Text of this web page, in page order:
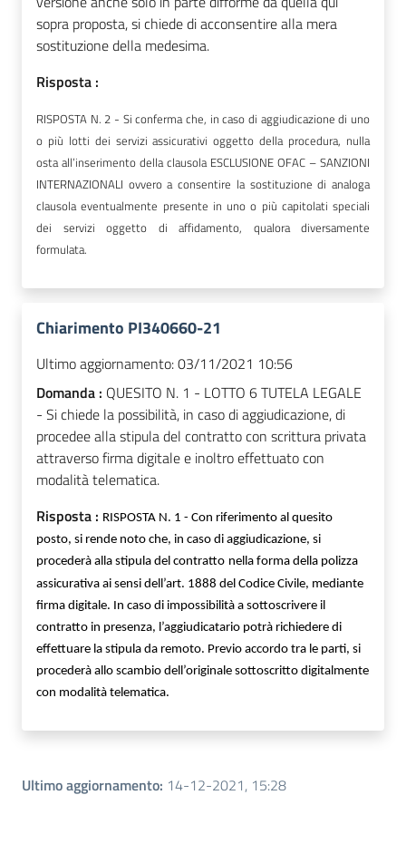
sopra proposta, si chiede di acconsentire alla mera
sostituzione della medesima.
Risposta :
RISPOSTA N. 2 - Si conferma che, in caso di aggiudicazione di uno
o più lotti dei servizi assicurativi oggetto della procedura, nulla
osta all’inserimento della clausola ESCLUSIONE OFAC – SANZIONI
INTERNAZIONALI ovvero a consentire la sostituzione di analoga
clausola eventualmente presente in uno o più capitolati speciali
dei servizi oggetto di affidamento, qualora diversamente
formulata.
Chiarimento PI340660-21
Ultimo aggiornamento:03/11/2021 10:56
Domanda : QUESITO N. 1 - LOTTO 6 TUTELA LEGALE
- Si chiede la possibilità, in caso di aggiudicazione, di
procedee alla stipula del contratto con scrittura privata
attraverso firma digitale e inoltro effettuato con
modalità telematica.
Risposta : RISPOSTA N. 1 - Con riferimento al quesito
posto, si rende noto che, in caso di aggiudicazione, si
procederà alla stipula del contratto nella forma della polizza
assicurativa ai sensi dell’art. 1888 del Codice Civile, mediante
firma digitale. In caso di impossibilità a sottoscrivere il
contratto in presenza, l’aggiudicatario potrà richiedere di
effettuare la stipula da remoto. Previo accordo tra le parti, si
procederà allo scambio dell’originale sottoscritto digitalmente
con modalità telematica.
Ultimo aggiornamento: 14-12-2021, 15:28